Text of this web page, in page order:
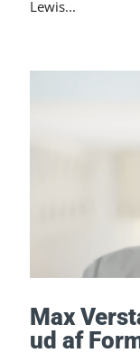
Lewis...
Max
ud af